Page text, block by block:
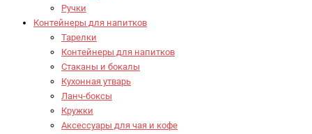
Ручки
Контейнеры для напитков
Тарелки
Контейнеры для напитков
Стаканы и бокалы
Кухонная утварь
Ланч-боксы
Кружки
Аксессуары для чая и кофе